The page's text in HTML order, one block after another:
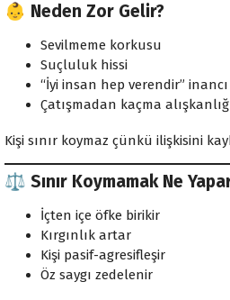
👶 Neden Zor Gelir?
Sevilmeme korkusu
Suçluluk hissi
“İyi insan hep verendir” inancı
Çatışmadan kaçma
Kişi sınır koymaz çünkü ilişkisini
⚖️ Sınır Koymamak Ne
İçten içe öfke birikir
Kırgınlık artar
Kişi pasif-agresifleşir
Öz saygı zedelenir